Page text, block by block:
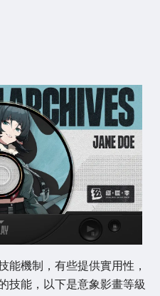
能機制，有些提供實用性，
技能，以下是意象影畫等級